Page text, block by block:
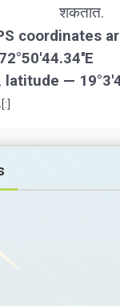
शकतात.
coordinates
—
[:]